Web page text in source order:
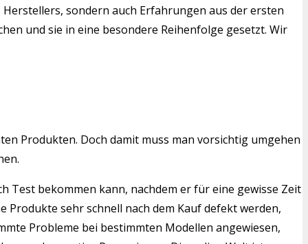
sondern auch Erfahrungen aus der ersten
und sie in eine besondere Reihenfolge gesetzt. Wir
Produkten. Doch damit muss man vorsichtig umgehen
Test bekommen kann, nachdem er für eine gewisse Zeit
Produkte sehr schnell nach dem Kauf defekt werden,
Probleme bei bestimmten Modellen angewiesen,